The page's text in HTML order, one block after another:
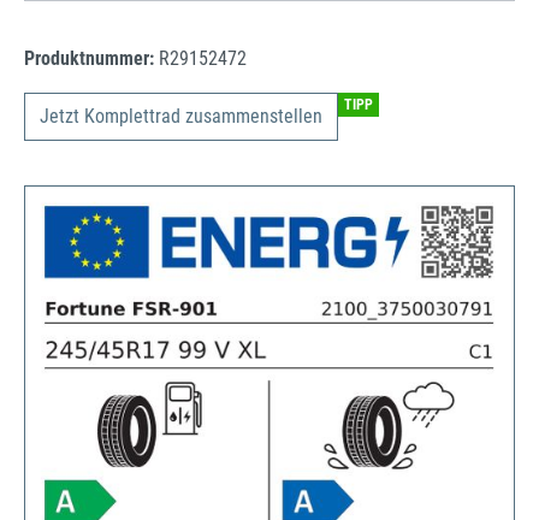
Produktnummer: R29152472
Jetzt Komplettrad zusammenstellen TIPP